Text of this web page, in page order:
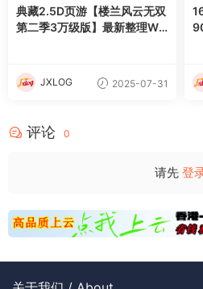
典藏2.5D页游【楼兰风云无双
第二季3万级版】最新整理Wi
JXLOG 2025-07-31
评论 0
请先 登